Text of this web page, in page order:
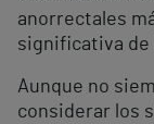
anorrectales
significativa de
Aunque no
considerar los